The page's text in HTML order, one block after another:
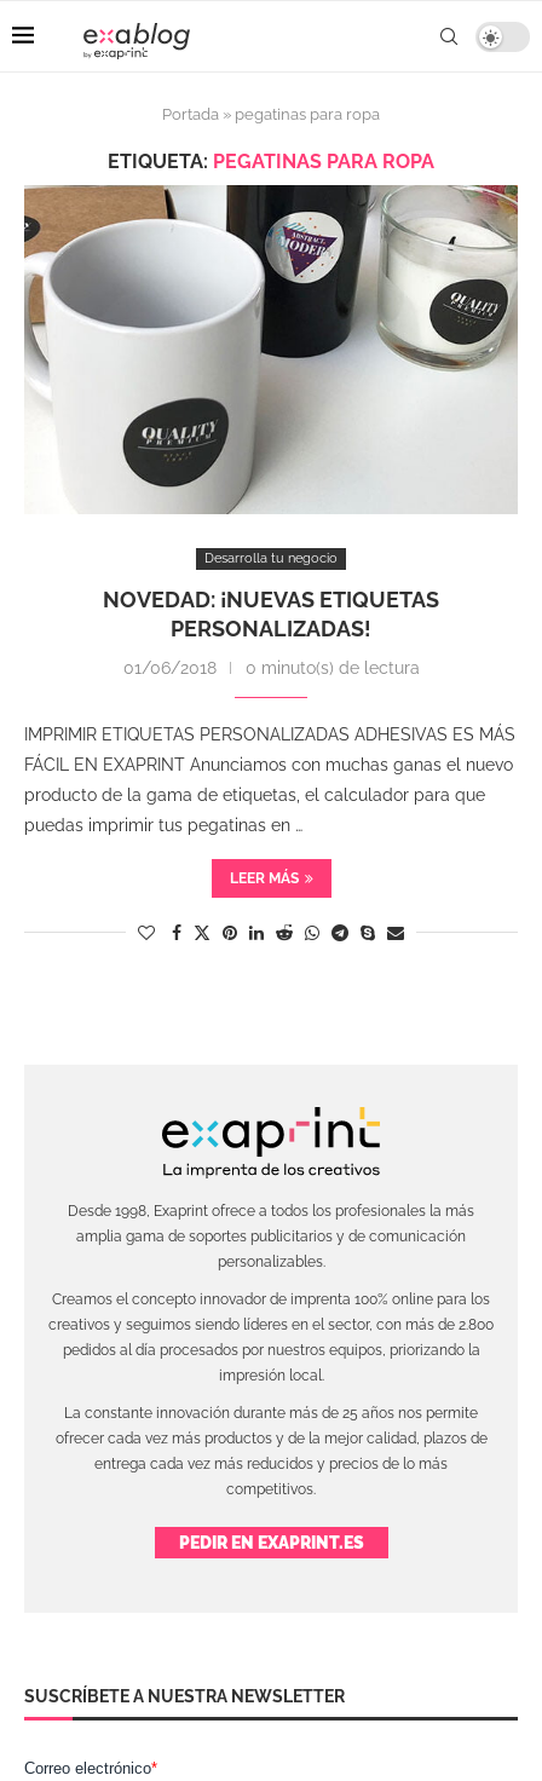
Portada » pegatinas para ropa
ETIQUETA: PEGATINAS PARA ROPA
Desarrolla tu negocio
NOVEDAD: ¡NUEVAS ETIQUETAS
PERSONALIZADAS!
01/06/2018 0 minuto(s) de lectura
IMPRIMIR ETIQUETAS PERSONALIZADAS ADHESIVAS ES MÁS
FÁCIL EN EXAPRINT Anunciamos con muchas ganas el nuevo
producto de la gama de etiquetas, el calculador para que
puedas imprimir tus pegatinas en …
LEER MÁS
Desde 1998, Exaprint ofrece a todos los profesionales la más
amplia gama de soportes publicitarios y de comunicación
personalizables.
Creamos el concepto innovador de imprenta 100% online para los
creativos y seguimos siendo líderes en el sector, con más de 2.800
pedidos al día procesados por nuestros equipos, priorizando la
impresión local.
La constante innovación durante más de 25 años nos permite
ofrecer cada vez más productos y de la mejor calidad, plazos de
entrega cada vez más reducidos y precios de lo más
competitivos.
PEDIR EN EXAPRINT.ES
SUSCRÍBETE A NUESTRA NEWSLETTER